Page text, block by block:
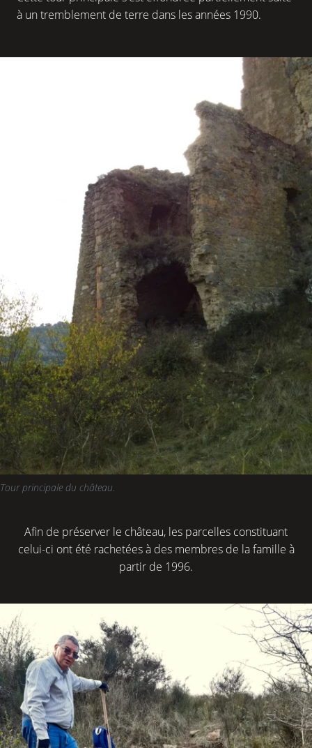
à un tremblement de terre dans les années 1990.
Tour principale du château.
Afin de préserver le château, les parcelles constituant
celui-ci ont été rachetées à des membres de la famille à
partir de 1996.